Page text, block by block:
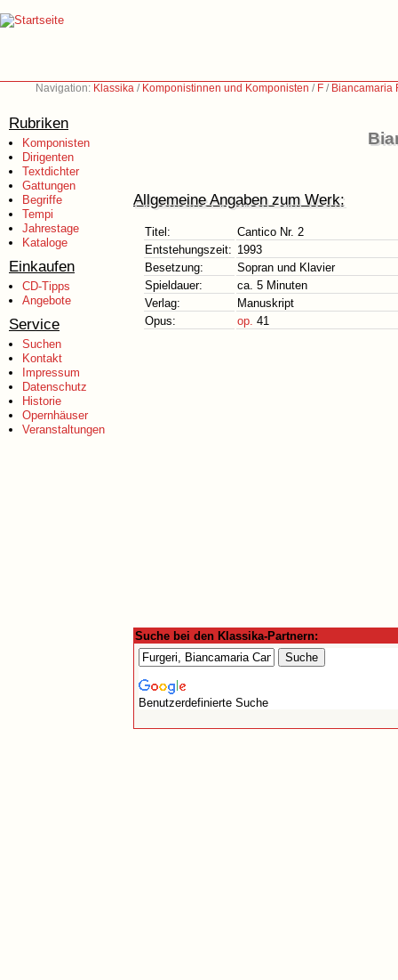
Navigation: Klassika / Komponistinnen und Komponisten / F / Biancamaria
Rubriken
Komponisten
Dirigenten
Textdichter
Gattungen
Begriffe
Tempi
Jahrestage
Kataloge
Einkaufen
CD-Tipps
Angebote
Service
Suchen
Kontakt
Impressum
Datenschutz
Historie
Opernhäuser
Veranstaltungen
Allgemeine Angaben zum Werk:
Titel:
Cantico Nr. 2
Entstehungszeit: 1993
Besetzung:
Sopran und Klavier
Spieldauer:
ca. 5 Minuten
Verlag:
Manuskript
Opus:
op. 41
Suche bei den Klassika-Partnern:
Benutzerdefinierte Suche